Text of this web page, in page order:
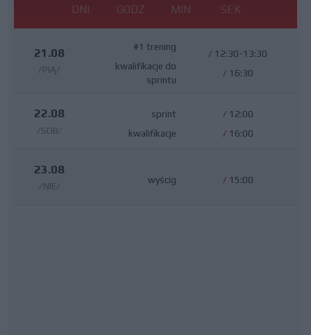
DNI GODZ MIN SEK
21.08
/PIĄ/
#1 trening
kwalifikacje do
sprintu
/ 12:30-13:30
/ 16:30
22.08
/SOB/
sprint
kwalifikacje
/ 12:00
/ 16:00
23.08
/NIE/
wyścig / 15:00